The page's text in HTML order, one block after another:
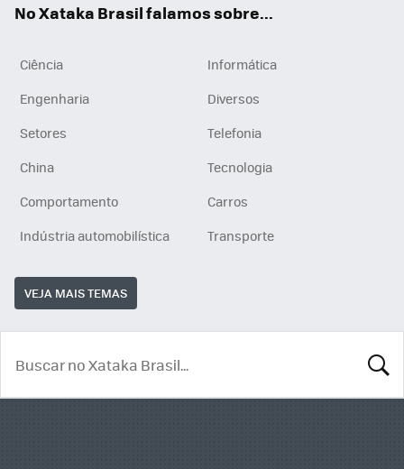
No Xataka Brasil falamos sobre...
Ciência
Informática
Engenharia
Diversos
Setores
Telefonia
China
Tecnologia
Comportamento
Carros
Indústria automobilística
Transporte
VEJA MAIS TEMAS